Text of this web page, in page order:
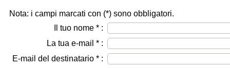
Nota: i campi marcati con (*) sono obbligatori.
Il tuo nome * :
La tua e-mail * :
E-mail del destinatario * :